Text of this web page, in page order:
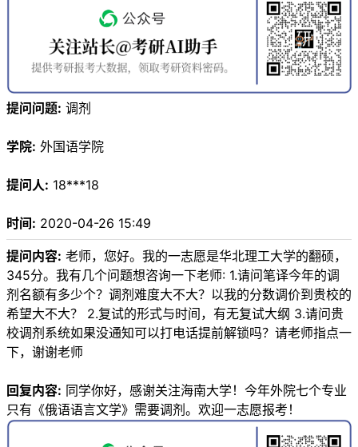
提问问题: 调剂
学院: 外国语学院
提问人: 18***18
时间: 2020-04-26 15:49
提问内容: 老师，您好。我的一志愿是华北理工大学的翻硕，
345分。我有几个问题想咨询一下老师: 1.请问笔译今年的调
剂名额有多少个？调剂难度大不大？以我的分数调价到贵校的
希望大不大？ 2.复试的形式与时间，有无复试大纲 3.请问贵
校调剂系统如果没通知可以打电话提前解锁吗？请老师指点一
下，谢谢老师
回复内容: 同学你好，感谢关注海南大学！今年外院七个专业
只有《俄语语言文学》需要调剂。欢迎一志愿报考！